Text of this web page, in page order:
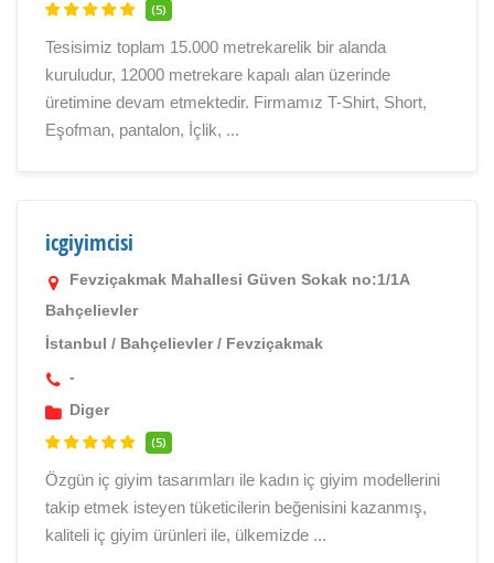
(5)
Tesisimiz toplam 15.000 metrekarelik bir alanda
kuruludur, 12000 metrekare kapalı alan üzerinde
üretimine devam etmektedir. Firmamız T-Shirt, Short,
Eşofman, pantalon, İçlik, ...
icgiyimcisi
Fevziçakmak Mahallesi Güven Sokak no:1/1A
Bahçelievler
İstanbul / Bahçelievler/ Fevziçakmak
-
Diger
(5)
Özgün iç giyim tasarımları ile kadın iç giyim modellerini
takip etmek isteyen tüketicilerin beğenisini kazanmış,
kaliteli iç giyim ürünleri ile, ülkemizde ...